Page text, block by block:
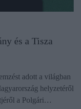
és a Tisza
adott a világban
helyzetéről
a Polgári…